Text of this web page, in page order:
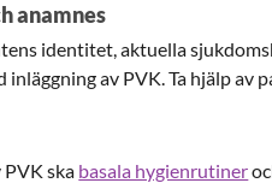
anamnes
identitet, aktuella
inläggning av PVK. Ta hjälp av
ska basala hygienrutiner